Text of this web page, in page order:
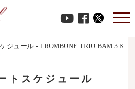
ジュール - TROMBONE TRIO BAM 3 Kai
トスケジュール